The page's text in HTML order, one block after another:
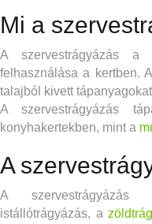
Mi a
A szervestrágyázás a
felhasználása a kertben.
talajból kivett
A szervestrágyázás
konyhakertekben, mint a
A
A szervestrágyázás
istállótrágyázás, a